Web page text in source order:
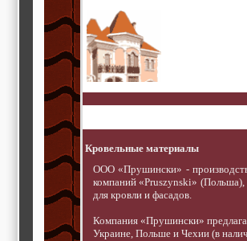
Кровельные материалы
ООО «Прушински» -
компаний «Pruszynski» (Польша),
для кровли и фасадов.
Компания «Прушински»
Украине, Польше и Чехии (в